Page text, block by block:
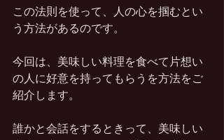
この法則を使って、人の心を掴むとい
う方法があるのです。
今回は、美味しい料理を食べて片想い
の人に好意を持ってもらうを方法をご
紹介します。
誰かと会話をするときって、美味しい